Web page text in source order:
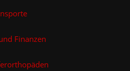
Finanzen